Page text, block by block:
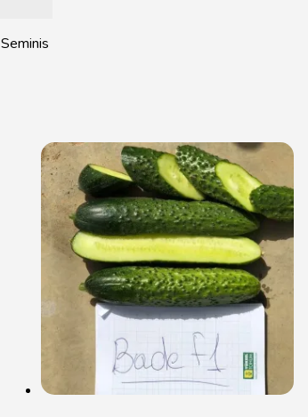
Seminis